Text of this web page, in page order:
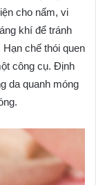
cho nấm, vi
khí để tránh
chế thói quen
công cụ. Định
da quanh móng